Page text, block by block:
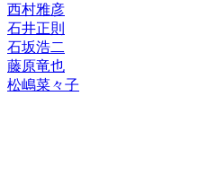
西村雅彦
石井正則
石坂浩二
藤原竜也
松嶋菜々子